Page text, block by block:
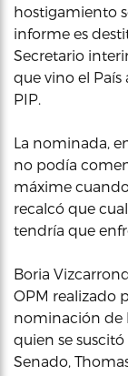
hostigamiento
informe es
Secretario
que vino el País
PIP.
La nominada,
no podía
máxime
recalcó que
tendría que
Boria
OPM realizado
nominación de
quien se
Senado,